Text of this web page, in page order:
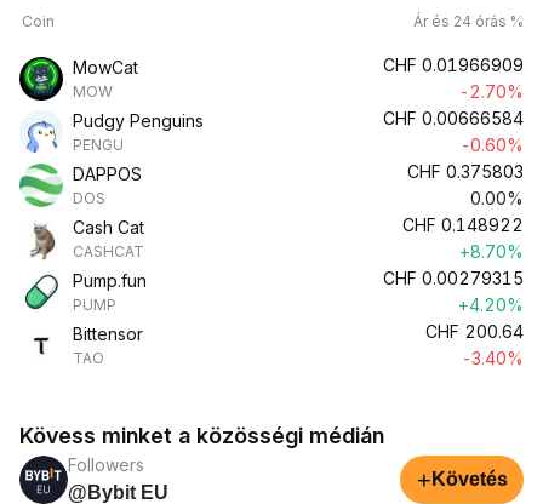
Coin Ár és 24 órás %
MowCat
MOW
CHF 0.01966909
-2.70%
Pudgy Penguins
PENGU
CHF 0.00666584
-0.60%
DAPPOS
DOS
CHF 0.375803
0.00%
Cash Cat
CASHCAT
CHF 0.148922
+8.70%
Pump.fun
PUMP
CHF 0.00279315
+4.20%
Bittensor
TAO
CHF 200.64
-3.40%
Kövess minket a közösségi médián
Followers
@Bybit EU
+ Követés